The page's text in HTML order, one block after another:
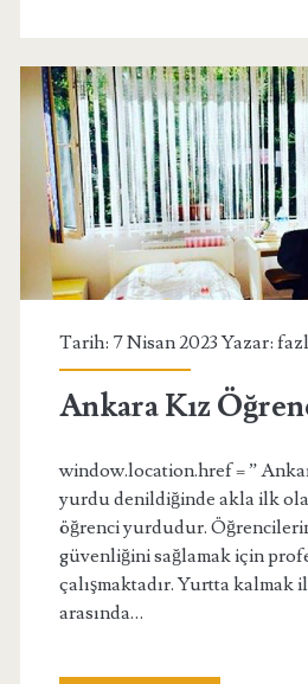
Tarih: 7 Nisan 2023 Yazar:
Ankara Kız
window.location.href = ”
yurdu denildiğinde akla ilk
öğrenci yurdudur.
güvenliğini sağlamak için
çalışmaktadır. Yurtta kalmak
arasında…